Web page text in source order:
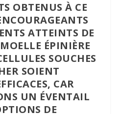
OBTENUS À CE
ATTEINTS DE
ÉPINIÈRE
SOUCHES
SOIENT
CAR
UN ÉVENTAIL
DE